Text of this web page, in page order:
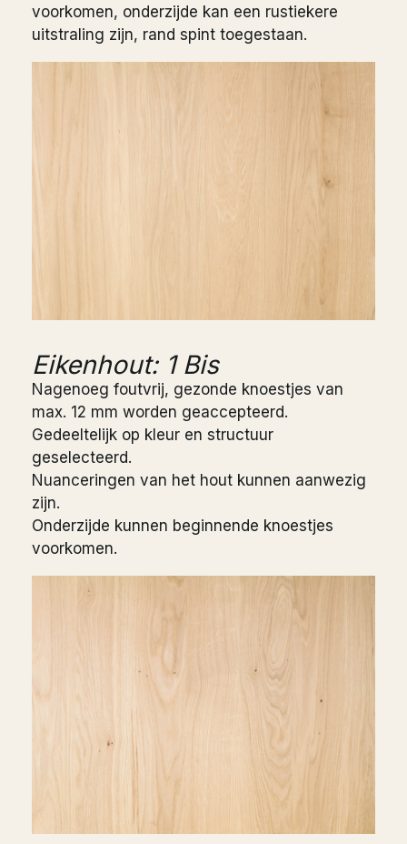
voorkomen, onderzijde kan een rustiekere
uitstraling zijn, rand spint toegestaan.
Eikenhout: 1 Bis
Nagenoeg foutvrij, gezonde knoestjes van
max. 12 mm worden geaccepteerd.
Gedeeltelijk op kleur en structuur
geselecteerd.
Nuanceringen van het hout kunnen aanwezig
zijn.
Onderzijde kunnen beginnende knoestjes
voorkomen.